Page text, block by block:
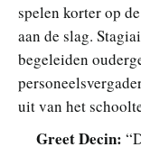
spelen korter op
aan de slag.
begeleiden
uit van het
Greet Decin: